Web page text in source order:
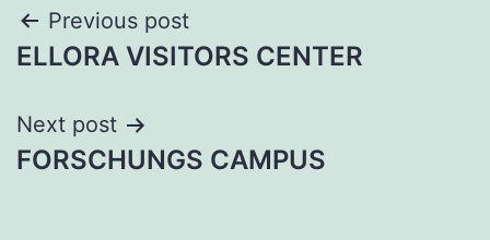
Post
navigation
Previous post
ELLORA VISITORS CENTER
Next post
FORSCHUNGS CAMPUS